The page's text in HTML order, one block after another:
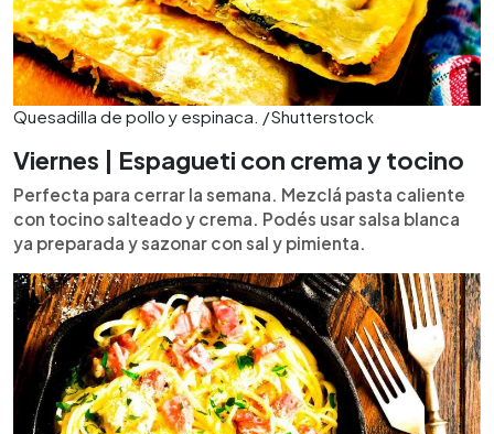
Quesadilla de pollo y espinaca. /Shutterstock
Viernes | Espagueti con crema y tocino
Perfecta para cerrar la semana. Mezclá pasta caliente
con tocino salteado y crema. Podés usar salsa blanca
ya preparada y sazonar con sal y pimienta.